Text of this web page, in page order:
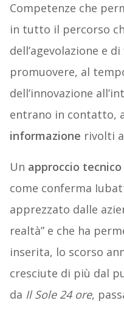
Competenze che
in tutto il percorso
dell’agevolazione e
promuovere, al
dell’innovazione
entrano in contatto,
informazione rivolti
Un approccio
come conferma
apprezzato dalle
realtà” e che ha
inserita, lo scorso
cresciute di più dal
da Il Sole 24 ore,